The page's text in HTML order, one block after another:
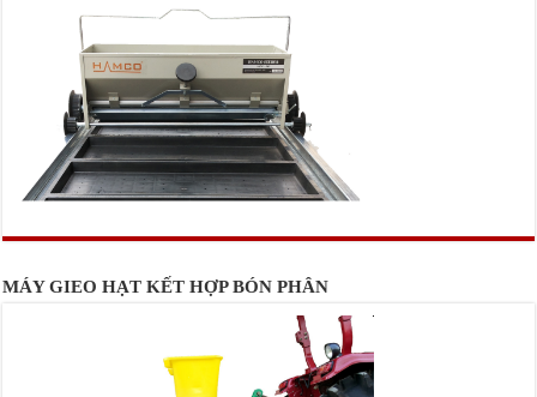
MÁY GIEO HẠT KẾT HỢP BÓN PHÂN